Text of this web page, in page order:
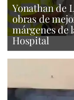
Yonathan de
obras de
márgenes de
Hospital